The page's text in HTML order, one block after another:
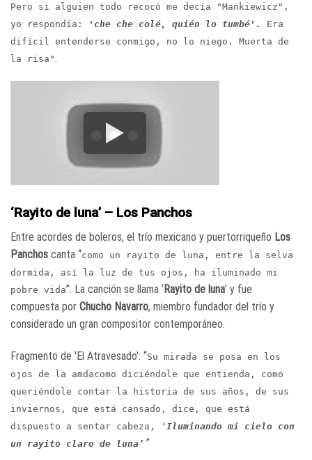
Pero si alguien todo recocó me decía "Mankiewicz",
yo respondía:
'che che colé, quién lo tumbé'.
Era
difícil entenderse conmigo, no lo niego. Muerta de
la risa" .
‘Rayito de luna’ – Los Panchos
Entre acordes de boleros, el trío mexicano y puertorriqueño Los
Panchos canta “como un rayito de luna, entre la selva
dormida, así la luz de tus ojos, ha iluminado mi
pobre vida”. La canción se llama ‘Rayito de luna’ y fue
compuesta por Chucho Navarro, miembro fundador del trío y
considerado un gran compositor contemporáneo.
Fragmento de 'El Atravesado': “Su mirada se posa en los
ojos de la amdacomo diciéndole que entienda, como
queriéndole contar la historia de sus años, de sus
inviernos, que está cansado, dice, que está
dispuesto a sentar cabeza,
‘ Iluminando mi cielo con
un rayito claro de luna’ ”